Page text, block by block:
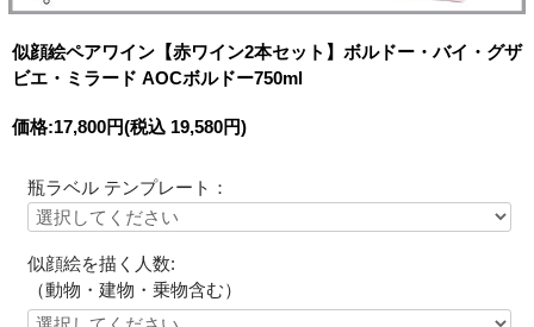
似顔絵ペアワイン【赤ワイン2本セット】ボルドー・バイ・グザ
ビエ・ミラード AOCボルドー750ml
価格:17,800円(税込 19,580円)
瓶ラベル テンプレート：
似顔絵を描く人数:
（動物・建物・乗物含む）